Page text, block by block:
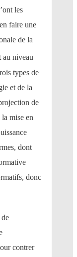
les
faire une
de la
au niveau
types de
et de la
de
mise en
dont
donc
contrer